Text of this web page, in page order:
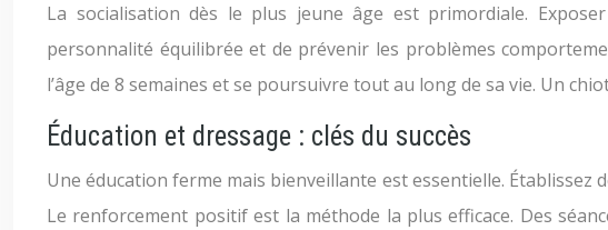
La socialisation dès le plus jeune âge est primordiale.
personnalité équilibrée et de prévenir les problèmes
l’âge de 8 semaines et se poursuivre tout au long de sa vie. Un
Éducation et dressage : clés du succès
Une éducation ferme mais bienveillante est essentielle.
Le renforcement positif est la méthode la plus efficace. Des